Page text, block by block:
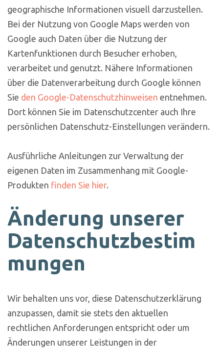
geographische Informationen visuell darzustellen.
Bei der Nutzung von Google Maps werden von
Google auch Daten über die Nutzung der
Kartenfunktionen durch Besucher erhoben,
verarbeitet und genutzt. Nähere Informationen
über die Datenverarbeitung durch Google können
Sie den Google-Datenschutzhinweisen entnehmen.
Dort können Sie im Datenschutzcenter auch Ihre
persönlichen Datenschutz-Einstellungen verändern.
Ausführliche Anleitungen zur Verwaltung der
eigenen Daten im Zusammenhang mit Google-
Produkten finden Sie hier.
Änderung unserer
Datenschutzbestim
mungen
Wir behalten uns vor, diese Datenschutzerklärung
anzupassen, damit sie stets den aktuellen
rechtlichen Anforderungen entspricht oder um
Änderungen unserer Leistungen in der